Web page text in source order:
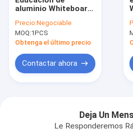
aluminio Whiteboard
pulgadas Whiteboard
electrónico para la
enseñanza
Precio:Negociable
MOQ:1PCS
Obtenga el último precio
Contactar ahora
Deja Un
Le Responderemos